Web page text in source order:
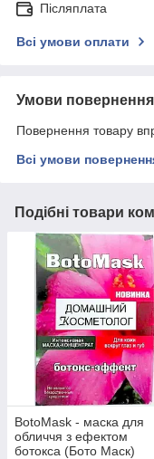
Післяплата
Всі умови оплати
Умови повернення
Повернення товару
Всі умови
Подібні товари
BotoMask - маска для
обличчя з ефектом
ботокса (Бото Маск)